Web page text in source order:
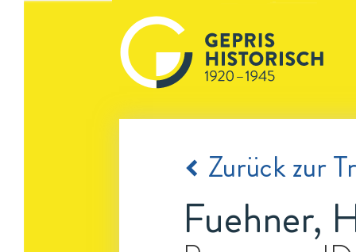
Zurück zur
Fuehner,